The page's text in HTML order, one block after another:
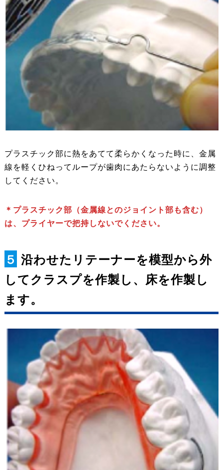
プラスチック部に熱をあてて柔らかくなった時に、金属
線を軽くひねってループが歯肉にあたらないように調整
してください。
＊プラスチック部（金属線とのジョイント部も含む）
は、プライヤーで把持しないでください。
５ 沿わせたリテーナーを模型から外
してクラスプを作製し、床を作製し
ます。